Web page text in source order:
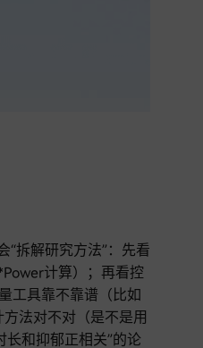
“拆解研究方法”：先看
计算）；再看控
工具靠不靠谱（比如
法对不对（是不是用
和抑郁正相关”的论